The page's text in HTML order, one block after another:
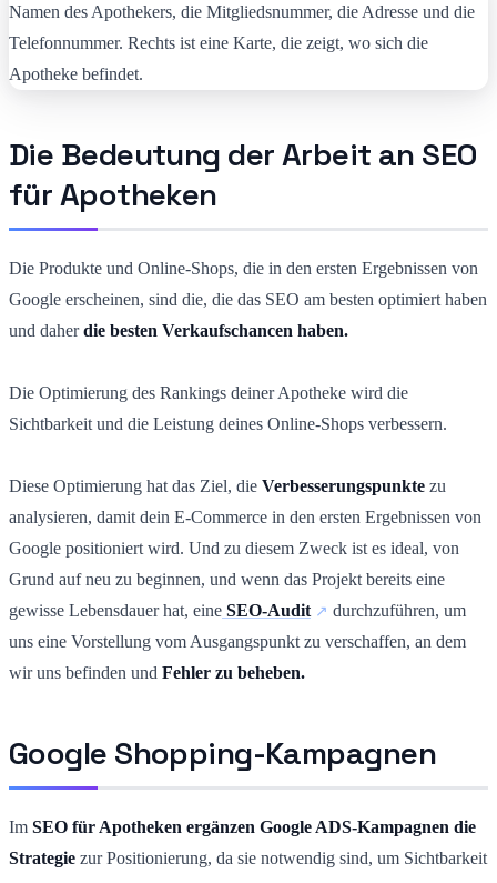
Die Bedeutung der Arbeit an SEO
für Apotheken
Die Produkte und Online-Shops, die in den ersten Ergebnissen von
Google erscheinen, sind die, die das SEO am besten optimiert haben
und daherdie besten Verkaufschancen haben.
Die Optimierung des Rankings deiner Apotheke wird die
Sichtbarkeit und die Leistung deines Online-Shops verbessern.
Diese Optimierung hat das Ziel, die Verbesserungspunkte zu
analysieren, damit dein E-Commerce in den ersten Ergebnissen von
Google positioniert wird. Und zu diesem Zweck ist es ideal, von
Grund auf neu zu beginnen, und wenn das Projekt bereits eine
gewisse Lebensdauer hat, eine SEO-Audit
durchzuführen, um
uns eine Vorstellung vom Ausgangspunkt zu verschaffen, an dem
wir uns befinden und Fehler zu beheben.
Google Shopping-Kampagnen
Im SEO für Apotheken ergänzen Google ADS-Kampagnen die
Strategie zur Positionierung, da sie notwendig sind, um Sichtbarkeit